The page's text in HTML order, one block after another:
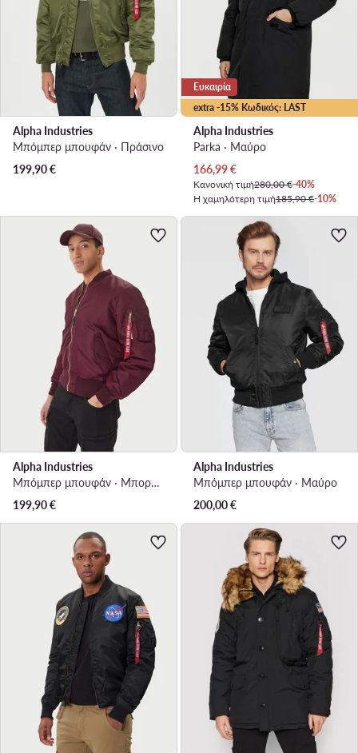
Alpha Industries
Μπόμπερ μπουφάν · Πράσινο
199,90€
extra -15% Κωδικός: LAST
Ευκαιρία
Alpha Industries
Parka · Μαύρο
Τρέχουσα τιμή
166,99€
Κανονική τιμή280,00 €-40%
Η χαμηλότερη τιμή185,90 €-10%
Alpha Industries
Μπόμπερ μπουφάν · Μπορντό
199,90€
Alpha Industries
Μπόμπερ μπουφάν · Μαύρο
200,00€